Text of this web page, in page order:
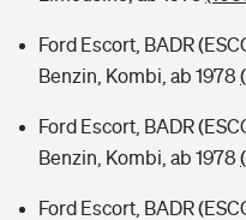
Ford Escort, BADR
Benzin, Kombi, ab 1978
Ford Escort, BADR
Benzin, Kombi, ab 1978
Ford Escort, BADR